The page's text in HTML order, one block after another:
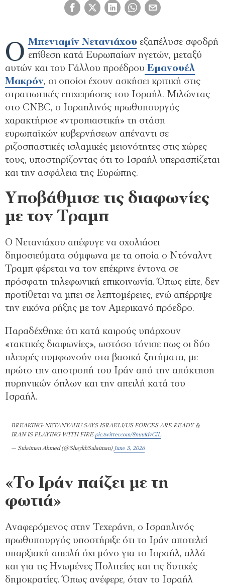
Ο Μπενιαμίν Νετανιάχου εξαπέλυσε σφοδρή
επίθεση κατά Ευρωπαίων ηγετών, μεταξύ
αυτών και του Γάλλου προέδρου Εμανουέλ
Μακρόν, οι οποίοι έχουν ασκήσει κριτική στις
στρατιωτικές επιχειρήσεις του Ισραήλ. Μιλώντας
στο CNBC, ο Ισραηλινός πρωθυπουργός
χαρακτήρισε «ντροπιαστική» τη στάση
ευρωπαϊκών κυβερνήσεων απέναντι σε
ριζοσπαστικές ισλαμικές μειονότητες στις χώρες
τους, υποστηρίζοντας ότι το Ισραήλ υπερασπίζεται
και την ασφάλεια της Ευρώπης.
Υποβάθμισε τις διαφωνίες
με τον Τραμπ
Ο Νετανιάχου απέφυγε να σχολιάσει
δημοσιεύματα σύμφωνα με τα οποία ο Ντόναλντ
Τραμπ φέρεται να τον επέκρινε έντονα σε
πρόσφατη τηλεφωνική επικοινωνία. Όπως είπε, δεν
προτίθεται να μπει σε λεπτομέρειες, ενώ απέρριψε
την εικόνα ρήξης με τον Αμερικανό πρόεδρο.
Παραδέχθηκε ότι κατά καιρούς υπάρχουν
«τακτικές διαφωνίες», ωστόσο τόνισε πως οι δύο
πλευρές συμφωνούν στα βασικά ζητήματα, με
πρώτο την αποτροπή του Ιράν από την απόκτηση
πυρηνικών όπλων και την απειλή κατά του
Ισραήλ.
BREAKING: NETANYAHU SAYS ISRAELI/US FORCES ARE READY &
IRAN IS PLAYING WITH FIREpic.twitter.com/8nuufdvCiL
— Sulaiman Ahmed (@ShaykhSulaiman) June 3, 2026
«Το Ιράν παίζει με τη
φωτιά»
Αναφερόμενος στην Τεχεράνη, ο Ισραηλινός
πρωθυπουργός υποστήριξε ότι το Ιράν αποτελεί
υπαρξιακή απειλή όχι μόνο για το Ισραήλ, αλλά
και για τις Ηνωμένες Πολιτείες και τις δυτικές
δημοκρατίες. Όπως ανέφερε, όταν το Ισραήλ